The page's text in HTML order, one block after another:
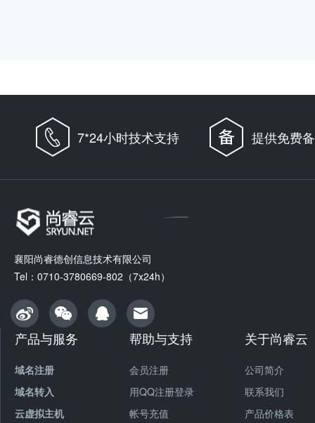
7*24小时技术支持 提供免费
襄阳尚睿德创信息技术有限公司
Tel：0710-3780669-802（7x24h）
产品与服务
域名注册
域名转入
云虚拟主机
帮助与支持
会员注册
用QQ注册登录
帐号充值
关于尚睿云
公司简
联系我们
产品价格表